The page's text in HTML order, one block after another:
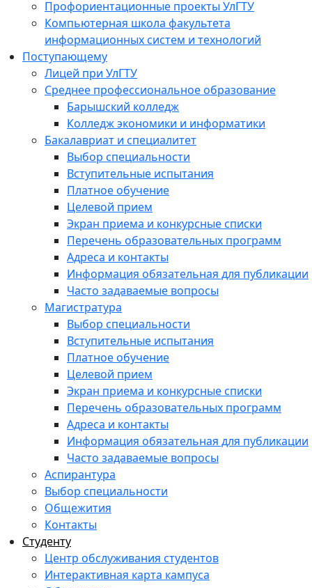
Профориентационные проекты УлГТУ
Компьютерная школа факультета
информационных систем и технологий
Поступающему
Лицей при УлГТУ
Среднее профессиональное образование
Барышский колледж
Колледж экономики и информатики
Бакалавриат и специалитет
Выбор специальности
Вступительные испытания
Платное обучение
Целевой прием
Экран приема и конкурсные списки
Перечень образовательных программ
Адреса и контакты
Информация обязательная для публикации
Часто задаваемые вопросы
Магистратура
Выбор специальности
Вступительные испытания
Платное обучение
Целевой прием
Экран приема и конкурсные списки
Перечень образовательных программ
Адреса и контакты
Информация обязательная для публикации
Часто задаваемые вопросы
Аспирантура
Выбор специальности
Общежития
Контакты
Студенту
Центр обслуживания студентов
Интерактивная карта кампуса